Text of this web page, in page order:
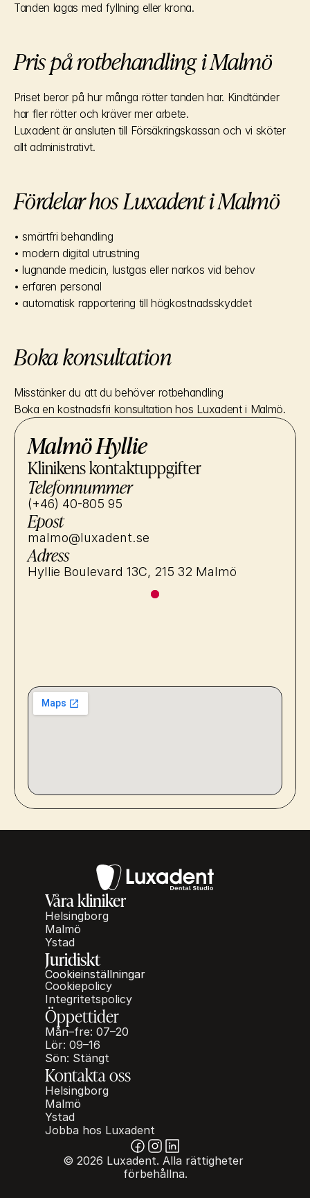
Tanden lagas med fyllning eller krona.
Pris på rotbehandling i Malmö
Priset beror på hur många rötter tanden har. Kindtänder
har fler rötter och kräver mer arbete.
Luxadent är ansluten till Försäkringskassan och vi sköter
allt administrativt.
Fördelar hos Luxadent i Malmö
• smärtfri behandling
• modern digital utrustning
• lugnande medicin, lustgas eller narkos vid behov
• erfaren personal
• automatisk rapportering till högkostnadsskyddet
Boka konsultation
Misstänker du att du behöver rotbehandling
Boka en kostnadsfri konsultation hos Luxadent i Malmö.
Malmö Hyllie
Klinikens kontaktuppgifter
Telefonnummer
(+46) 40-805 95
Epost
malmo@luxadent.se
Adress
Hyllie Boulevard 13C, 215 32 Malmö
Våra kliniker
Helsingborg
Malmö
Ystad
Juridiskt
Cookieinställningar
Cookiepolicy
Integritetspolicy
Öppettider
Mån–fre: 07–20
Lör: 09–16
Sön: Stängt
Kontakta oss
Helsingborg
Malmö
Ystad
Jobba hos Luxadent
© 2026 Luxadent. Alla rättigheter
förbehållna.